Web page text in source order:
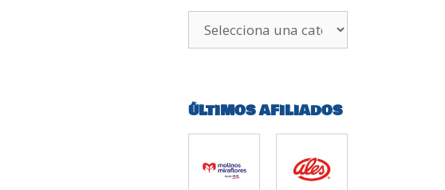
ÚLTIMOS AFILIADOS